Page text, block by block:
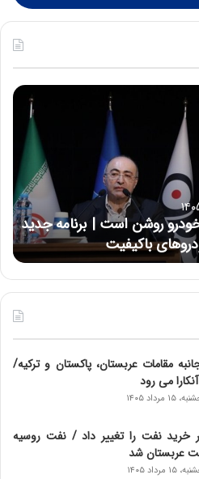
جدید
ع
ل
ی
ی
:
د
ر
ط
ا
ی
ا
ی
ر
۱۷:۳۹ | سه شنبه، ۲۲ اردیبهشت ۱۴۰۵
حسین علایی: در طول
نتوانسته در مقابل
مقامات عربستان، پاکستان و ترکیه/
می رود
خرید نفت را تغییر داد / نفت روسیه
عربستان شد